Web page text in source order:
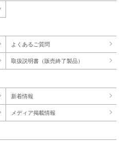
よくあるご質問
取扱説明書（販売終了製品）
新着情報
メディア掲載情報